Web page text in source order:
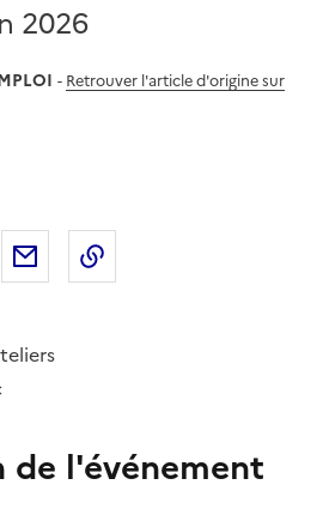
2026
- Retrouver l'article d'origine sur
Facebook
l'article sur X (anciennement
l'article sur
Partager l'article par courriel
de l'événement